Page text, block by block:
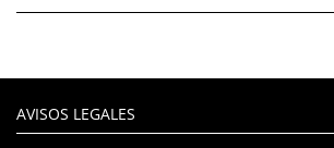
AVISOS LEGALES